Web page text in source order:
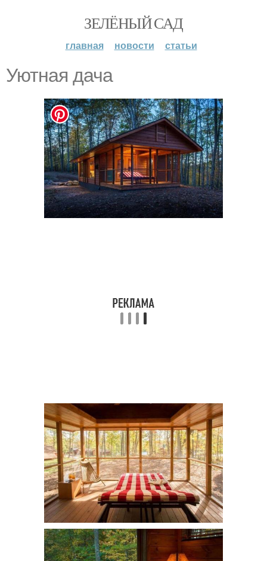
ЗЕЛЁНЫЙ САД
главная новости статьи
Уютная дача